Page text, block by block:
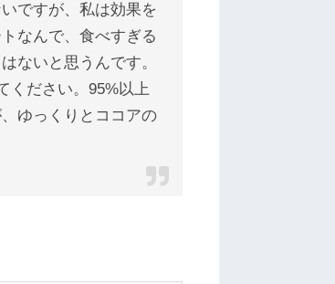
ですが、私は効果を
なんで、食べすぎる
ないと思うんです。
ください。95%以上
ゆっくりとココアの